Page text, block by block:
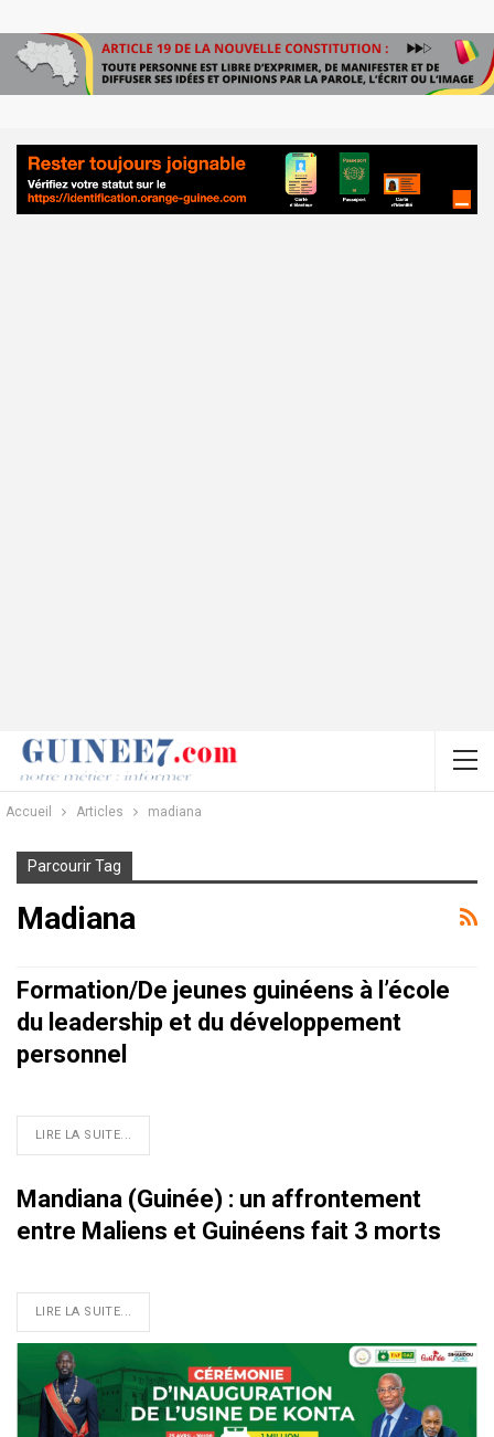
Accueil Articles madiana
Parcourir Tag
Madiana
Formation/De jeunes guinéens à l’école
du leadership et du développement
personnel
LIRE LA SUITE...
Mandiana (Guinée) : un affrontement
entre Maliens et Guinéens fait 3 morts
LIRE LA SUITE...